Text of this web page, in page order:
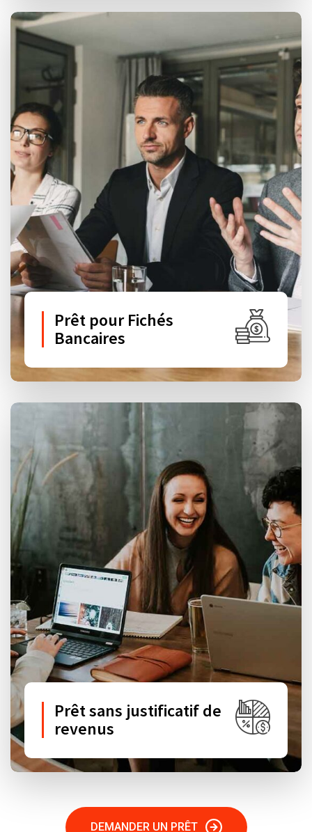
Prêt pour Fichés
Bancaires
Prêt sans justificatif de
revenus
DEMANDER UN PRÊT